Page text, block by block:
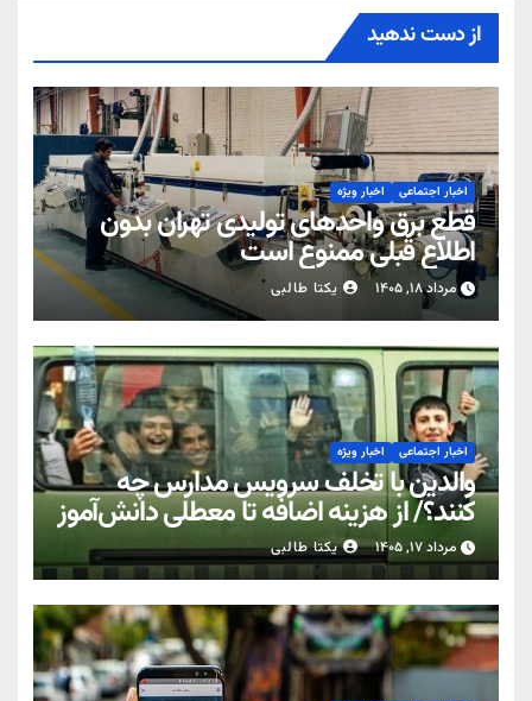
از دست ندهید
اخبار اجتماعی اخبار ویژه
قطع برق واحدهای تولیدی تهران بدون
اطلاع قبلی ممنوع است
مرداد ۱۸, ۱۴۰۵ یکتا طالبی
اخبار اجتماعی اخبار ویژه
والدین با تخلف سرویس مدارس چه
کنند؟/ از هزینه اضافه تا معطلی دانش‌آموز
مرداد ۱۷, ۱۴۰۵ یکتا طالبی